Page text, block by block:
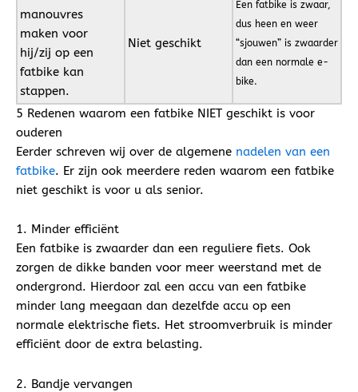
manouvres
maken voor
hij/zij op een
fatbike kan
stappen.
Niet geschikt
Een fatbike is zwaar,
dus heen en weer
“sjouwen” is zwaarder
dan een normale e-
bike.
5 Redenen waarom een fatbike NIET geschikt is voor
ouderen
Eerder schreven wij over de algemene nadelen van een
fatbike. Er zijn ook meerdere reden waarom een fatbike
niet geschikt is voor u als senior.
1. Minder efficiënt
Een fatbike is zwaarder dan een reguliere fiets. Ook
zorgen de dikke banden voor meer weerstand met de
ondergrond. Hierdoor zal een accu van een fatbike
minder lang meegaan dan dezelfde accu op een
normale elektrische fiets. Het stroomverbruik is minder
efficiënt door de extra belasting.
2. Bandje vervangen